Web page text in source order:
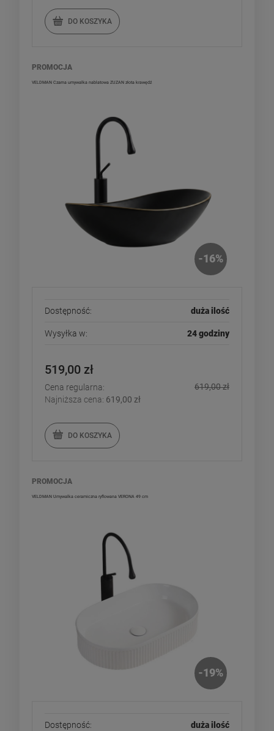
DO KOSZYKA
VELDMAN Czarna umywalka nablatowa ZUZAN złota krawędź
-16%
Dostępność: duża ilość
Wysyłka w: 24 godziny
519,00 zł
Cena regularna:
619,00 zł
Najniższa cena: 619,00 zł
DO KOSZYKA
PROMOCJA
VELDMAN Umywalka ceramiczna ryflowana VERONA 49 cm
-19%
Dostępność: duża ilość
PROMOCJA